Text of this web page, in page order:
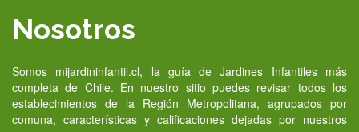
Nosotros
Somos mijardininfantil.cl, la guía de Jardines Infantiles más
completa de Chile. En nuestro sitio puedes revisar todos los
establecimientos de la Región Metropolitana, agrupados por
comuna, características y calificaciones dejadas por nuestros